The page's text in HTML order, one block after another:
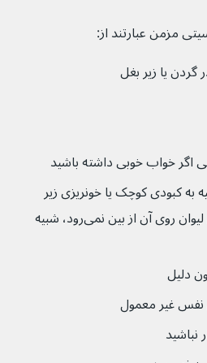
مزمن عبارتند از:
گردن یا زیر بغل
خواب خوبی داشته باشید
به کبودی کوچک یا خونریزی زیر
پوست که با غلتاندن لیوان روی آن از بین نمی‌رود، شبیه
دلیل
نفس غیر معمول
نباشید